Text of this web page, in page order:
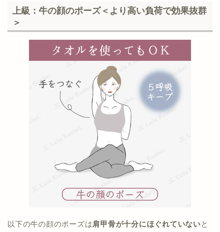
上級：牛の顔のポーズ＜より高い負荷で効果抜群
＞
以下の牛の顔のポーズは肩甲骨が十分にほぐれていないと